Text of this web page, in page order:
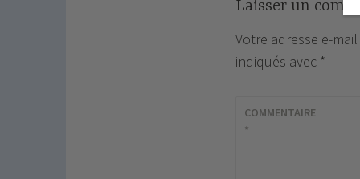
Laisser un
Votre adresse e-
indiqués avec *
COMMENTAIRE
*